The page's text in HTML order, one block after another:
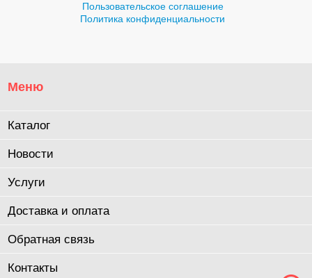
Пользовательское соглашение
Политика конфиденциальности
Меню
Каталог
Новости
Услуги
Доставка и оплата
Обратная связь
Контакты